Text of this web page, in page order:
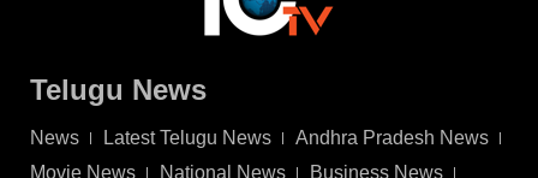
Telugu News
News Latest Telugu News
Andhra Pradesh News
Movie News
National News
Business News